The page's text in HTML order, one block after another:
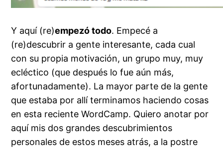
Y aquí (re)empezó todo. Empecé a
(re)descubrir a gente interesante, cada cual
con su propia motivación, un grupo muy, muy
ecléctico (que después lo fue aún más,
afortunadamente). La mayor parte de la gente
que estaba por allí terminamos haciendo cosas
en esta reciente WordCamp. Quiero anotar por
aquí mis dos grandes descubrimientos
personales de estos meses atrás, a la postre